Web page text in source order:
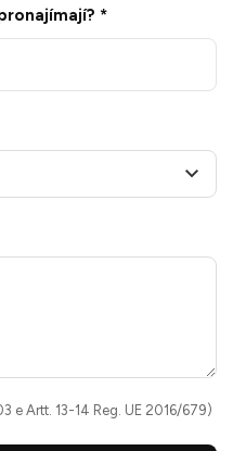
*
e Artt. 13-14 Reg. UE 2016/679)